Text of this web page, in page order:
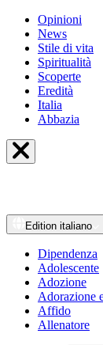
Opinioni
News
Stile di vita
Spiritualità
Scoperte
Eredità
Italia
Abbazia
Edition italiano
Dipendenza
Adolescente
Adozione
Adorazione
Affido
Allenatore